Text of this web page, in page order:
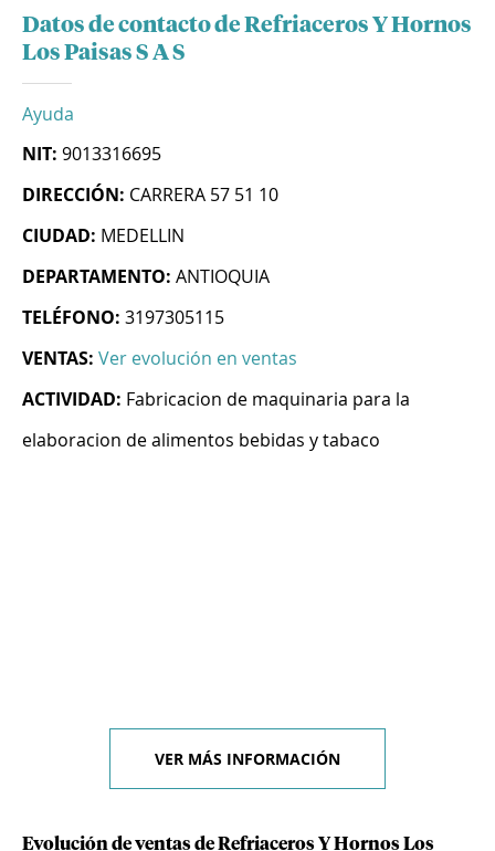
Datos de contacto de Refriaceros Y Hornos
Los Paisas S A S
Ayuda
NIT: 9013316695
DIRECCIÓN: CARRERA 57 51 10
CIUDAD: MEDELLIN
DEPARTAMENTO: ANTIOQUIA
TELÉFONO: 3197305115
VENTAS: Ver evolución en ventas
ACTIVIDAD: Fabricacion de maquinaria para la
elaboracion de alimentos bebidas y tabaco
VER MÁS INFORMACIÓN
Evolución de ventas de Refriaceros Y Hornos Los